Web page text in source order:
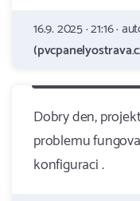
16.9. 2025 · 21:16 ·
Dobry den,
problemu
konfiguraci .